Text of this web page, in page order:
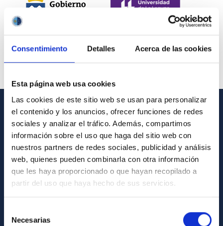
Consentimiento Detalles Acerca de las cookies
Esta página web usa cookies
Las cookies de este sitio web se usan para personalizar
el contenido y los anuncios, ofrecer funciones de redes
sociales y analizar el tráfico. Además, compartimos
información sobre el uso que haga del sitio web con
nuestros partners de redes sociales, publicidad y análisis
web, quienes pueden combinarla con otra información
que les haya proporcionado o que hayan recopilado a
partir del uso que haya hecho de sus servicios.
Necesarias
INFORMACIÓN GENERAL
Contacto
Cómo llegar al IAC
Directorio de personal
Biblioteca